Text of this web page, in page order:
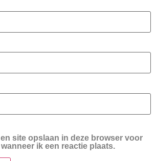
en site opslaan in deze browser voor
ik een reactie plaats.